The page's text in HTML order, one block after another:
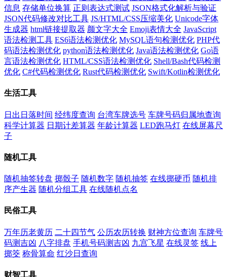
信息 存储单位换算 正则表达式测试 JSON格式化解析与验证
JSON代码修改对比工具 JS/HTML/CSS压缩美化 Unicode字体
生成器 html链接提取器 颜文字大全 Emoji表情大全 JavaScript
语法检测工具 ES6语法检测优化 MySQL语句检测优化 PHP代
码语法检测优化 python语法检测优化 Java语法检测优化 Go语
言语法检测优化 HTML/CSS语法检测优化 Shell/Bash代码检测
优化 C#代码检测优化 Rust代码检测优化 Swift/Kotlin检测优化
生活工具
日出日落时间 经纬度查询 台湾车牌选号 车牌号码归属地查询
科学计算器 日期计差算器 年龄计算器 LED跑马灯 在线屏幕尺
子
随机工具
随机抽签转盘 掷骰子 随机数字 随机抽签 在线掷硬币 随机排
序产生器 随机分组工具 在线随机点名
民俗工具
万年历老黄历 二十四节气 公历农历转换 财神方位查询 车牌号
码测吉凶 八字排盘 手机号码测吉凶 九宫飞星 在线灵签 线上
掷筊 称骨算命 红沙日查询
财智工具